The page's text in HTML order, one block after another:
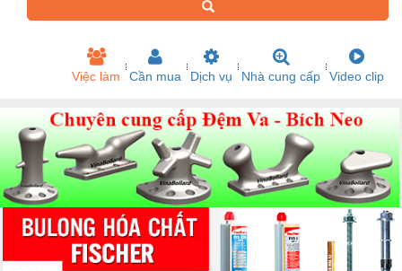
Việc làm Cần mua Dịch vụ Nhà cung cấp Video clip